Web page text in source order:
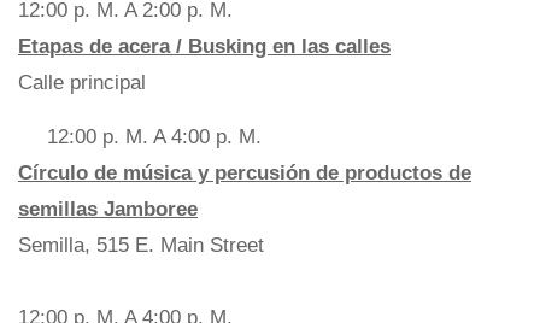
12:00 p. M. A 2:00 p. M.
Etapas de acera / Busking en las calles
Calle principal
12:00 p. M. A 4:00 p. M.
Círculo de música y percusión de productos de
semillas Jamboree
Semilla, 515 E. Main Street
12:00 p. M. A 4:00 p. M.